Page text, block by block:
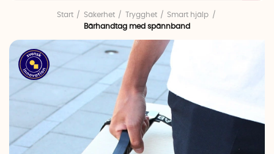
Start Säkerhet Trygghet
Smart hjälp
Bärhandtag med spännband